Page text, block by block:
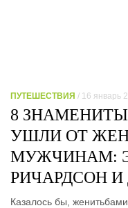
ПУТЕШЕСТВИЯ / 16 январь
8
УШЛИ ОТ
МУЖЧИНАМ:
РИЧАРДСОН И
Казалось бы,